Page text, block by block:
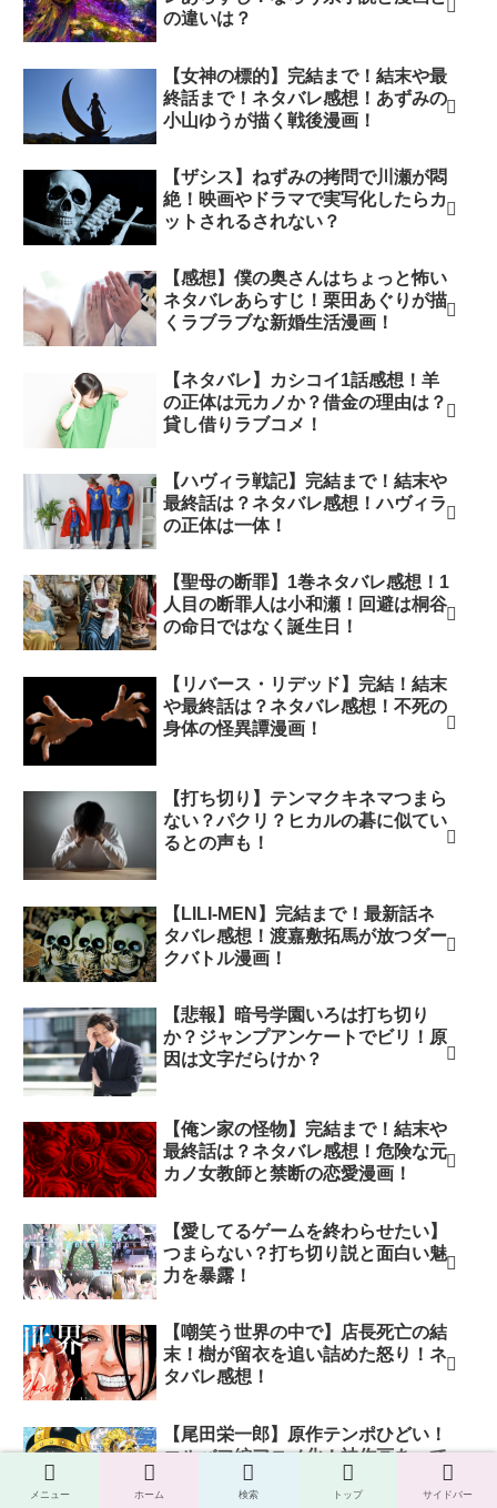
の違いは？
【女神の標的】完結まで！結末や最
終話まで！ネタバレ感想！あずみの
小山ゆうが描く戦後漫画！
【ザシス】ねずみの拷問で川瀬が悶
絶！映画やドラマで実写化したらカ
ットされるされない？
【感想】僕の奥さんはちょっと怖い
ネタバレあらすじ！栗田あぐりが描
くラブラブな新婚生活漫画！
【ネタバレ】カシコイ1話感想！羊
の正体は元カノか？借金の理由は？
貸し借りラブコメ！
【ハヴィラ戦記】完結まで！結末や
最終話は？ネタバレ感想！ハヴィラ
の正体は一体！
【聖母の断罪】1巻ネタバレ感想！1
人目の断罪人は小和瀬！回避は桐谷
の命日ではなく誕生日！
【リバース・リデッド】完結！結末
や最終話は？ネタバレ感想！不死の
身体の怪異譚漫画！
【打ち切り】テンマクキネマつまら
ない？パクリ？ヒカルの碁に似てい
るとの声も！
【LILI-MEN】完結まで！最新話ネ
タバレ感想！渡嘉敷拓馬が放つダー
クバトル漫画！
【悲報】暗号学園いろは打ち切り
か？ジャンプアンケートでビリ！原
因は文字だらけか？
【俺ン家の怪物】完結まで！結末や
最終話は？ネタバレ感想！危険な元
カノ女教師と禁断の恋愛漫画！
【愛してるゲームを終わらせたい】
つまらない？打ち切り説と面白い魅
力を暴露！
【嘲笑う世界の中で】店長死亡の結
末！樹が留衣を追い詰めた怒り！ネ
タバレ感想！
【尾田栄一郎】原作テンポひどい！
エルバフ編アニメ化！神作画あって
もオワコンになりそう？
メニュー ホーム 検索 トップ サイドバー